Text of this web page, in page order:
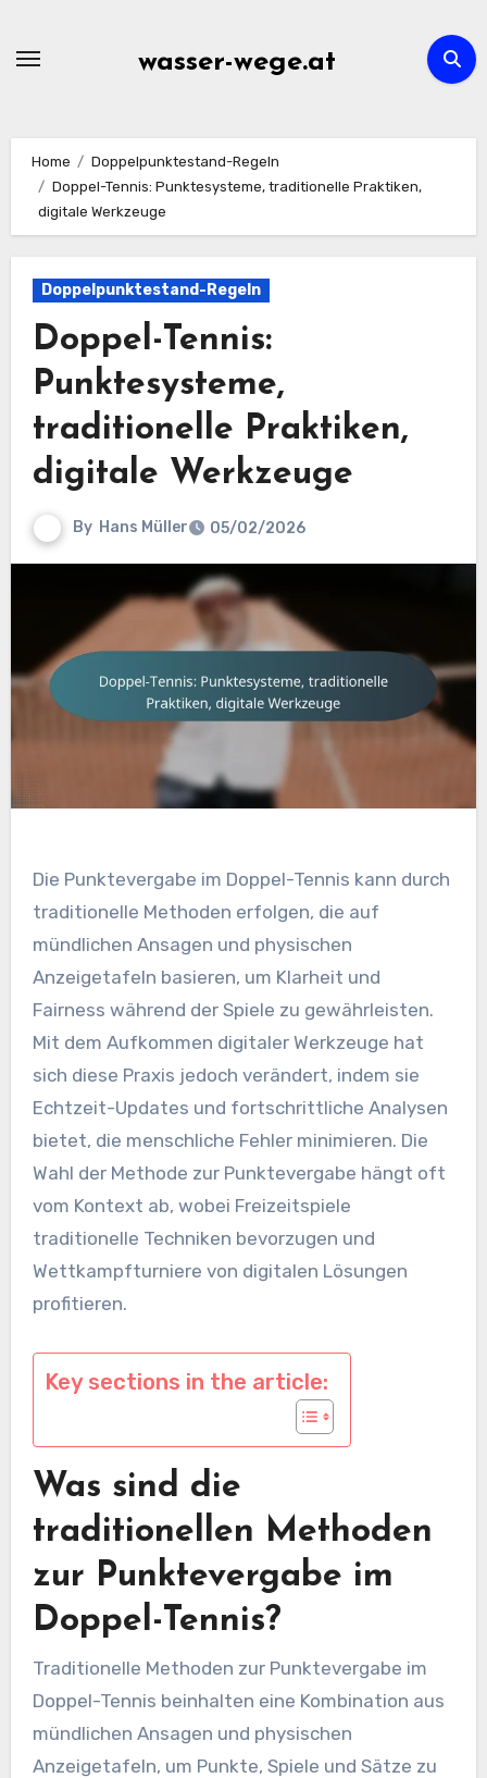
wasser-wege.at
Home
Doppelpunktestand-Regeln
Doppel-Tennis: Punktesysteme, traditionelle Praktiken,
digitale Werkzeuge
Doppelpunktestand-Regeln
Doppel-Tennis:
Punktesysteme,
traditionelle Praktiken,
digitale Werkzeuge
By Hans Müller 05/02/2026
Die Punktevergabe im Doppel-Tennis kann durch
traditionelle Methoden erfolgen, die auf
mündlichen Ansagen und physischen
Anzeigetafeln basieren, um Klarheit und
Fairness während der Spiele zu gewährleisten.
Mit dem Aufkommen digitaler Werkzeuge hat
sich diese Praxis jedoch verändert, indem sie
Echtzeit-Updates und fortschrittliche Analysen
bietet, die menschliche Fehler minimieren. Die
Wahl der Methode zur Punktevergabe hängt oft
vom Kontext ab, wobei Freizeitspiele
traditionelle Techniken bevorzugen und
Wettkampfturniere von digitalen Lösungen
profitieren.
Key sections in the article:
Was sind die
traditionellen Methoden
zur Punktevergabe im
Doppel-Tennis?
Traditionelle Methoden zur Punktevergabe im
Doppel-Tennis beinhalten eine Kombination aus
mündlichen Ansagen und physischen
Anzeigetafeln, um Punkte, Spiele und Sätze zu